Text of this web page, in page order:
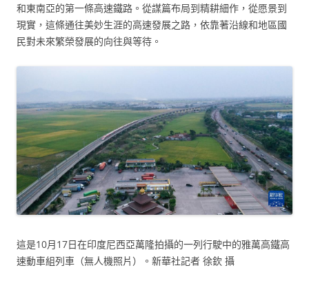
和東南亞的第一條高速鐵路。從謀篇布局到精耕細作，從愿景到
現實，這條通往美妙生涯的高速發展之路，依靠著沿線和地區國
民對未來繁榮發展的向往與等待。
這是10月17日在印度尼西亞萬隆拍攝的一列行駛中的雅萬高鐵高
速動車組列車（無人機照片）。新華社記者 徐欽 攝